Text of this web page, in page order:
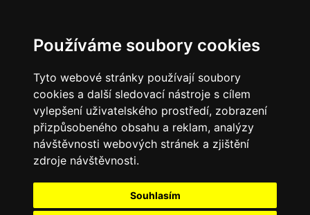
Používáme soubory cookies
Tyto webové stránky používají soubory
cookies a další sledovací nástroje s cílem
vylepšení uživatelského prostředí, zobrazení
přizpůsobeného obsahu a reklam, analýzy
návštěvnosti webových stránek a zjištění
zdroje návštěvnosti.
Souhlasím